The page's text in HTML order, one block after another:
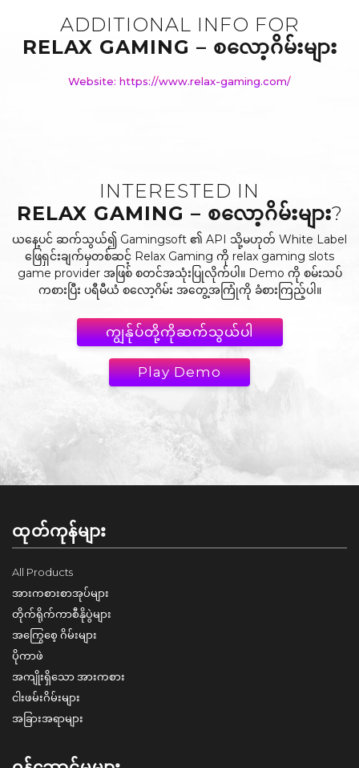
ADDITIONAL INFO FOR
RELAX GAMING – စလော့ဂိမ်းများ
Website: https://www.relax-gaming.com/
INTERESTED IN
RELAX GAMING – စလော့ဂိမ်းများ?
ယနေ့ပင် ဆက်သွယ်၍ Gamingsoft ၏ API သို့မဟုတ် White Label
ဖြေရှင်းချက်မှတစ်ဆင့် Relax Gaming ကို relax gaming slots
game provider အဖြစ် စတင်အသုံးပြုလိုက်ပါ။ Demo ကို စမ်းသပ်
ကစားပြီး ပရီမီယံ စလော့ဂိမ်း အတွေ့အကြုံကို ခံစားကြည့်ပါ။
ကျွန်ုပ်တို့ကိုဆက်သွယ်ပါ
Play Demo
ထုတ်ကုန်များ
All Products
အားကစားစာအုပ်များ
တိုက်ရိုက်ကာစီနိုပွဲများ
အကြွေစေ့ ဂိမ်းများ
ပိုကာဖဲ
အကျိုးရှိသော အားကစား
ငါးဖမ်းဂိမ်းများ
အခြားအရာများ